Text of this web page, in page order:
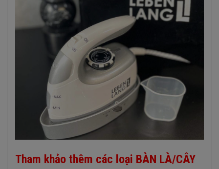
Tham khảo thêm các loại BÀN LÀ/CÂY